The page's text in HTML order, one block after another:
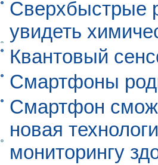
Сверхбыстрые
увидеть
Квантовый
Смартфоны
Смартфон
новая
мониторингу